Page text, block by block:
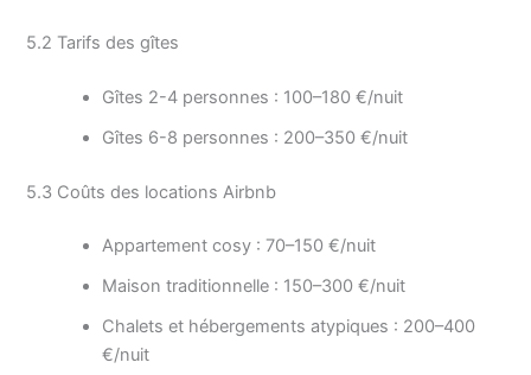
5.2 Tarifs des gîtes
Gîtes 2-4 personnes : 100–180 €/nuit
Gîtes 6-8 personnes : 200–350 €/nuit
5.3 Coûts des locations Airbnb
Appartement cosy : 70–150 €/nuit
Maison traditionnelle : 150–300 €/nuit
Chalets et hébergements atypiques : 200–400
€/nuit